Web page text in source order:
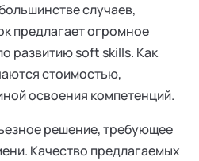
случаев,
предлагает огромное
развитию soft skills. Как
стоимостью,
освоения компетенций.
решение, требующее
Качество предлагаемых